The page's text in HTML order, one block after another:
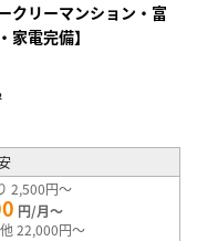
クリーマンション・富
電完備】
2,500円～
円/月～
22,000円～